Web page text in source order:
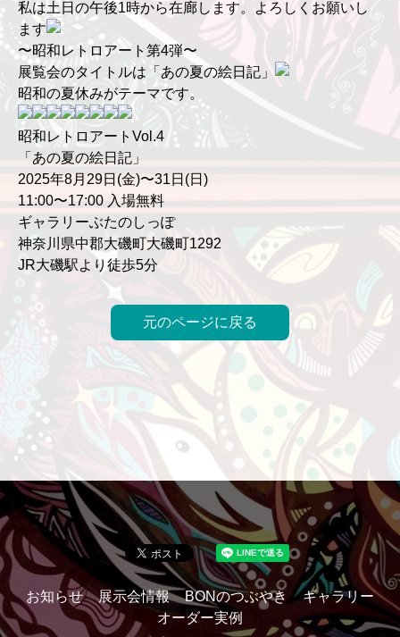
私は土日の午後1時から在廊します。よろしくお願いし
ます
〜昭和レトロアート第4弾〜
展覧会のタイトルは「あの夏の絵日記」
昭和の夏休みがテーマです。
昭和レトロアートVol.4
「あの夏の絵日記」
2025年8月29日(金)〜31日(日)
11:00〜17:00 入場無料
ギャラリーぶたのしっぽ
神奈川県中郡大磯町大磯町1292
JR大磯駅より徒歩5分
元のページに戻る
お知らせ 展示会情報 BONのつぶやき
ギャラリー
オーダー実例